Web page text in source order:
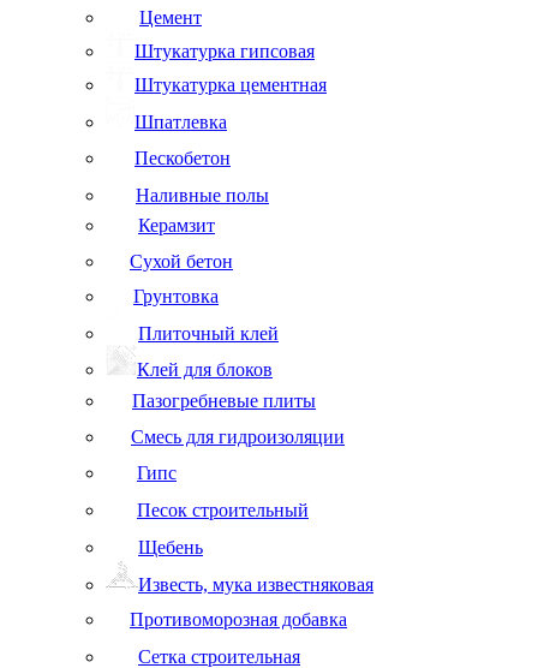
Цемент
Штукатурка гипсовая
Штукатурка цементная
Шпатлевка
Пескобетон
Наливные полы
Керамзит
Сухой бетон
Грунтовка
Плиточный клей
Клей для блоков
Пазогребневые плиты
Смесь для гидроизоляции
Гипс
Песок строительный
Щебень
Известь, мука известняковая
Противоморозная добавка
Сетка строительная